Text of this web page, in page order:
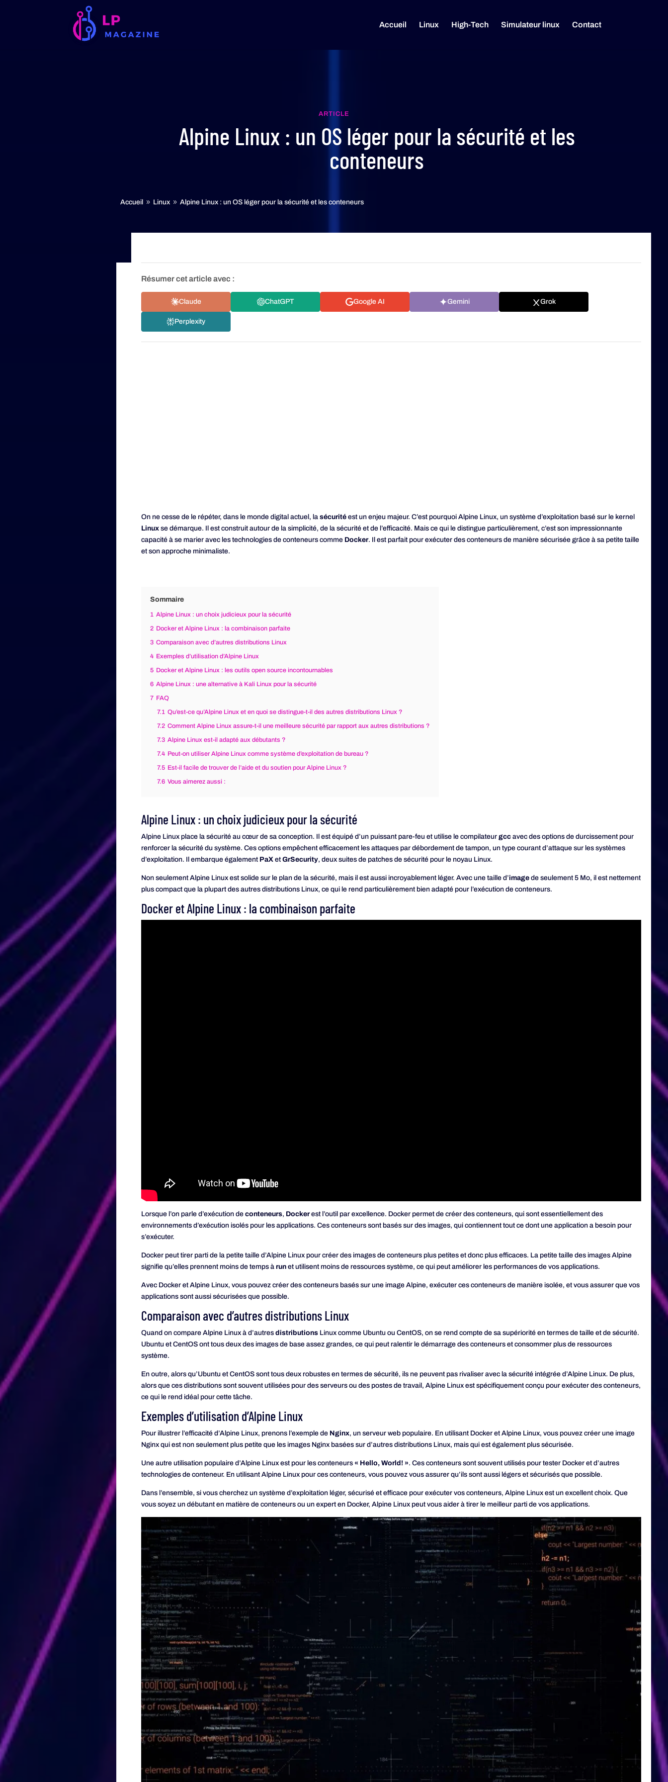
Accueil Linux High-Tech Simulateur linux Contact
ARTICLE
Alpine Linux : un OS léger pour la sécurité et les
conteneurs
Accueil 9 Linux 9 Alpine Linux : un OS léger pour la sécurité et les conteneurs
Résumer cet article avec :
Claude ChatGPT Google AI Gemini Grok
Perplexity
On ne cesse de le répéter, dans le monde digital actuel, lasécurité est un enjeu majeur. C’est pourquoi Alpine Linux, un système d’exploitation basé sur le kernel
Linux se démarque. Il est construit autour de la simplicité, de la sécurité et de l’efficacité. Mais ce qui le distingue particulièrement, c’est son impressionnante
capacité à se marier avec les technologies de conteneurs comme Docker. Il est parfait pour exécuter des conteneurs de manière sécurisée grâce à sa petite taille
et son approche minimaliste.
Sommaire
1 Alpine Linux : un choix judicieux pour la sécurité
2 Docker et Alpine Linux : la combinaison parfaite
3 Comparaison avec d’autres distributions Linux
4 Exemples d’utilisation d’Alpine Linux
5 Docker et Alpine Linux : les outils open source incontournables
6 Alpine Linux : une alternative à Kali Linux pour la sécurité
7 FAQ
7.1 Qu’est-ce qu’Alpine Linux et en quoi se distingue-t-il des autres distributions Linux ?
7.2 Comment Alpine Linux assure-t-il une meilleure sécurité par rapport aux autres distributions ?
7.3 Alpine Linux est-il adapté aux débutants ?
7.4 Peut-on utiliser Alpine Linux comme système d’exploitation de bureau ?
7.5 Est-il facile de trouver de l’aide et du soutien pour Alpine Linux ?
7.6 Vous aimerez aussi :
Alpine Linux : un choix judicieux pour la sécurité
Alpine Linux place la sécurité au cœur de sa conception. Il est équipé d’un puissant pare-feu et utilise le compilateurgcc avec des options de durcissement pour
renforcer la sécurité du système. Ces options empêchent efficacement les attaques par débordement de tampon, un type courant d’attaque sur les systèmes
d’exploitation. Il embarque également PaX etGrSecurity, deux suites de patches de sécurité pour le noyau Linux.
Non seulement Alpine Linux est solide sur le plan de la sécurité, mais il est aussi incroyablement léger. Avec une taille d’image de seulement 5 Mo, il est nettement
plus compact que la plupart des autres distributions Linux, ce qui le rend particulièrement bien adapté pour l’exécution de conteneurs.
Docker et Alpine Linux : la combinaison parfaite
Lorsque l’on parle d’exécution deconteneurs, Dockerest l’outil par excellence. Docker permet de créer des conteneurs, qui sont essentiellement des
environnements d’exécution isolés pour les applications. Ces conteneurs sont basés sur des images, qui contiennent tout ce dont une application a besoin pour
s’exécuter.
Docker peut tirer parti de la petite taille d’Alpine Linux pour créer des images de conteneurs plus petites et donc plus efficaces. La petite taille des images Alpine
signifie qu’elles prennent moins de temps àrun et utilisent moins de ressources système, ce qui peut améliorer les performances de vos applications.
Avec Docker et Alpine Linux, vous pouvez créer des conteneurs basés sur une image Alpine, exécuter ces conteneurs de manière isolée, et vous assurer que vos
applications sont aussi sécurisées que possible.
Comparaison avec d’autres distributions Linux
Quand on compare Alpine Linux à d’autresdistributions Linux comme Ubuntu ou CentOS, on se rend compte de sa supériorité en termes de taille et de sécurité.
Ubuntu et CentOS ont tous deux des images de base assez grandes, ce qui peut ralentir le démarrage des conteneurs et consommer plus de ressources
système.
En outre, alors qu’Ubuntu et CentOS sont tous deux robustes en termes de sécurité, ils ne peuvent pas rivaliser avec la sécurité intégrée d’Alpine Linux. De plus,
alors que ces distributions sont souvent utilisées pour des serveurs ou des postes de travail, Alpine Linux est spécifiquement conçu pour exécuter des conteneurs,
ce qui le rend idéal pour cette tâche.
Exemples d’utilisation d’Alpine Linux
Pour illustrer l’efficacité d’Alpine Linux, prenons l’exemple de Nginx, un serveur web populaire. En utilisant Docker et Alpine Linux, vous pouvez créer une image
Nginx qui est non seulement plus petite que les images Nginx basées sur d’autres distributions Linux, mais qui est également plus sécurisée.
Une autre utilisation populaire d’Alpine Linux est pour les conteneurs « Hello, World! ». Ces conteneurs sont souvent utilisés pour tester Docker et d’autres
technologies de conteneur. En utilisant Alpine Linux pour ces conteneurs, vous pouvez vous assurer qu’ils sont aussi légers et sécurisés que possible.
Dans l’ensemble, si vous cherchez un système d’exploitation léger, sécurisé et efficace pour exécuter vos conteneurs, Alpine Linux est un excellent choix. Que
vous soyez un débutant en matière de conteneurs ou un expert en Docker, Alpine Linux peut vous aider à tirer le meilleur parti de vos applications.